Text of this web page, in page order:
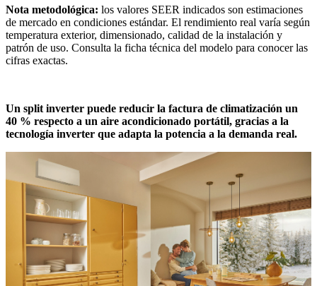
Nota metodológica: los valores SEER indicados son estimaciones
de mercado en condiciones estándar. El rendimiento real varía según
temperatura exterior, dimensionado, calidad de la instalación y
patrón de uso. Consulta la ficha técnica del modelo para conocer las
cifras exactas.
Un split inverter puede reducir la factura de climatización un
40 % respecto a un aire acondicionado portátil, gracias a la
tecnología inverter que adapta la potencia a la demanda real.